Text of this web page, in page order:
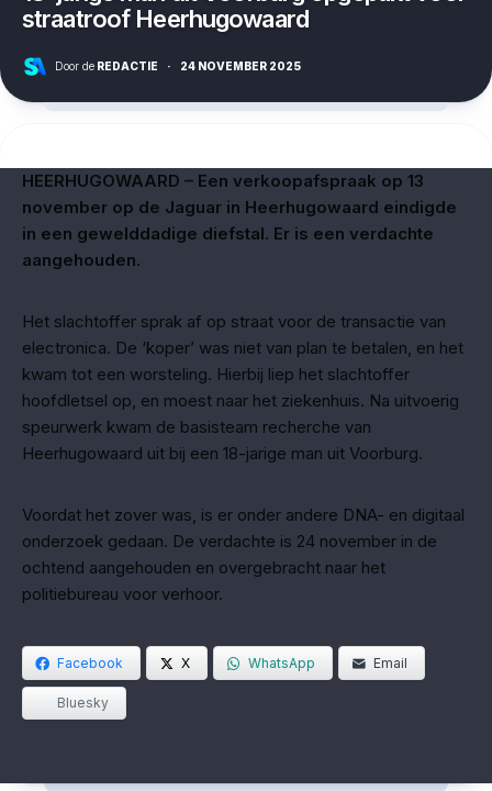
straatroof Heerhugowaard
Door de REDACTIE · 24 NOVEMBER 2025
HEERHUGOWAARD – Een verkoopafspraak op 13
november op de Jaguar in Heerhugowaard eindigde
in een gewelddadige diefstal. Er is een verdachte
aangehouden.
Het slachtoffer sprak af op straat voor de transactie van
electronica. De ‘koper’ was niet van plan te betalen, en het
kwam tot een worsteling. Hierbij liep het slachtoffer
hoofdletsel op, en moest naar het ziekenhuis. Na uitvoerig
speurwerk kwam de basisteam recherche van
Heerhugowaard uit bij een 18-jarige man uit Voorburg.
Voordat het zover was, is er onder andere DNA- en digitaal
onderzoek gedaan. De verdachte is 24 november in de
ochtend aangehouden en overgebracht naar het
politiebureau voor verhoor.
Facebook X WhatsApp Email
Bluesky